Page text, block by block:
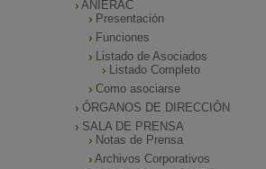
ANIERAC
Presentación
Funciones
Listado de Asociados
Listado Completo
Como asociarse
ÓRGANOS DE DIRECCIÓN
SALA DE PRENSA
Notas de Prensa
Archivos Corporativos